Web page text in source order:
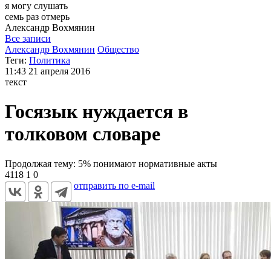
я могу слушать
семь раз отмерь
Александр Вохмянин
Все записи
Александр Вохмянин Общество
Теги: Политика
11:43 21 апреля 2016
текст
Госязык нуждается в
толковом словаре
Продолжая тему: 5% понимают нормативные акты
4118 1 0
отправить по e-mail